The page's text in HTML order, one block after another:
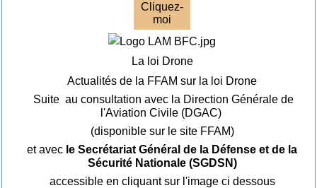
Cliquez-
moi
La loi Drone
Actualités de la FFAM sur la loi Drone
Suite au consultation avec la Direction Générale de
l'Aviation Civile (DGAC)
(disponible sur le site FFAM)
et avec le Secrétariat Général de la Défense et de la
Sécurité Nationale (SGDSN)
accessible en cliquant sur l'image ci dessous